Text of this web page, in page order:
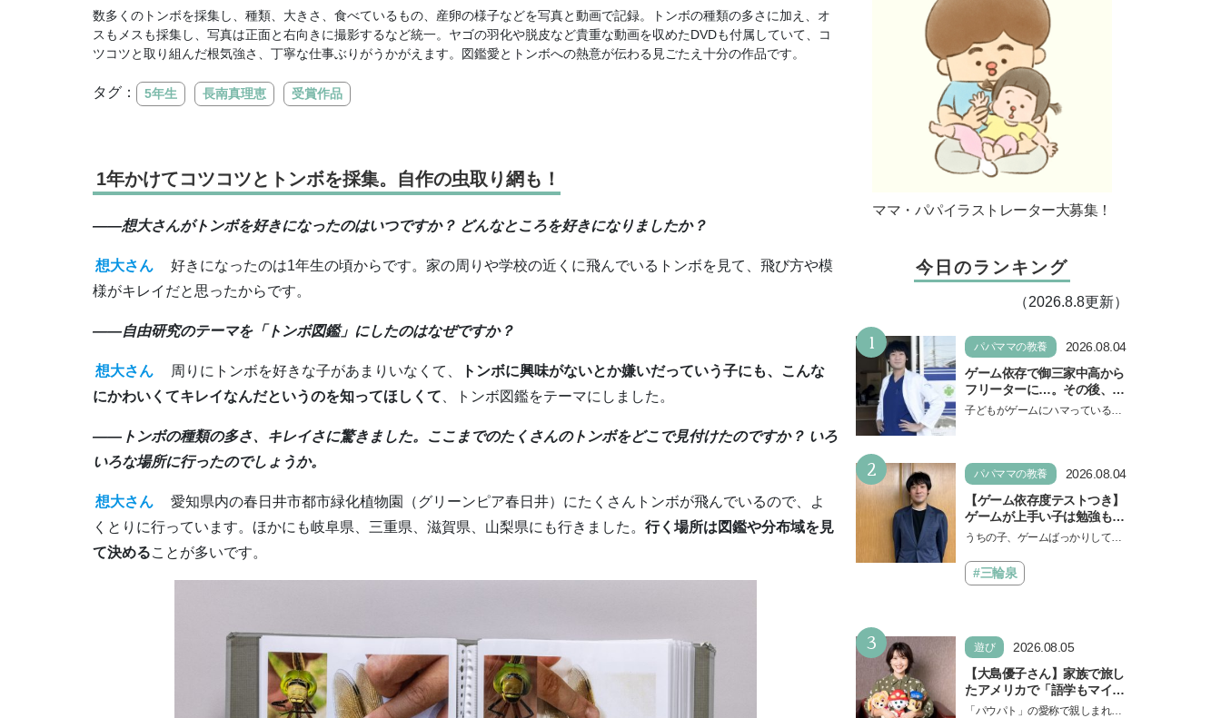
数多くのトンボを採集し、種類、大きさ、食べているもの、産卵の様子などを写真と動画で記録。トンボの種類の多さに加え、オ
スもメスも採集し、写真は正面と右向きに撮影するなど統一。ヤゴの羽化や脱皮など貴重な動画を収めたDVDも付属していて、コ
ツコツと取り組んだ根気強さ、丁寧な仕事ぶりがうかがえます。図鑑愛とトンボへの熱意が伝わる見ごたえ十分の作品です。
タグ： 5年生 長南真理恵 受賞作品
1年かけてコツコツとトンボを採集。自作の虫取り網も！
――想大さんがトンボを好きになったのはいつですか？ どんなところを好きになりましたか？
想大さん
好きになったのは1年生の頃からです。家の周りや学校の近くに飛んでいるトンボを見て、飛び方や模
様がキレイだと思ったからです。
――自由研究のテーマを「トンボ図鑑」にしたのはなぜですか？
想大さん 周りにトンボを好きな子があまりいなくて、
トンボに興味がないとか嫌いだっていう子にも、こんな
にかわいくてキレイなんだというのを知ってほしくて 、トンボ図鑑をテーマにしました。
――トンボの種類の多さ、キレイさに驚きました。ここまでのたくさんのトンボをどこで見付けたのですか？ いろ
いろな場所に行ったのでしょうか。
想大さん
愛知県内の春日井市都市緑化植物園（グリーンピア春日井）にたくさんトンボが飛んでいるので、よ
くとりに行っています。ほかにも岐阜県、三重県、滋賀県、山梨県にも行きました。 行く場所は図鑑や分布域を見
て決めることが多いです。
ママ・パパイラストレーター大募集！
今日のランキング
（2026.8.8更新）
1 パパママの教養
2026.08.04
ゲーム依存で御三家中高から
フリーターに…。その後、医
学部へ逆転合格した現役医師
子どもがゲームにハマっている
2 パパママの教養
2026.08.04
【ゲーム依存度テストつき】
ゲームが上手い子は勉強もで
きる？御三家中高卒でゲーマ
えるゲームしながら受験で勝
つためのメソッド
うちの子、ゲームばっかりしてい
言し、子どもとトラブルになる家
庭は多いもの。でも…
#三輪泉
3 遊び
2026.08.05
【大島優子さん】家族で旅し
たアメリカで「語学もマイン
ドも！ 子どもの成長はすごか
「パウパト」の愛称で親しまれる